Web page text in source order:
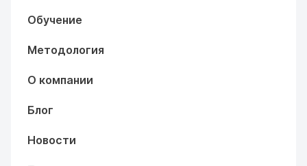
Обучение
Методология
О компании
Блог
Новости